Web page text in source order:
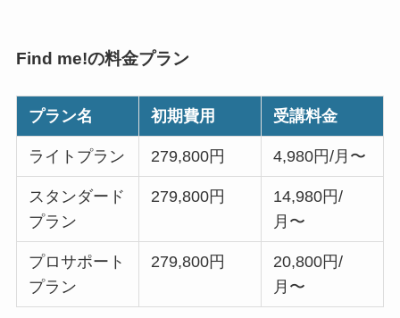
Find me!の料金プラン
プラン名 初期費用 受講料金
ライトプラン 279,800円 4,980円/月〜
スタンダード
プラン
279,800円
14,980円/
月〜
プロサポート
プラン
279,800円
20,800円/
月〜